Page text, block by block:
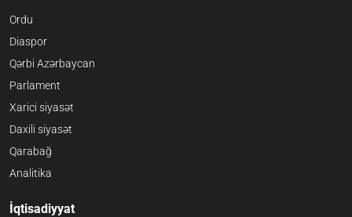
Ordu
Diaspor
Qərbi Azərbaycan
Parlament
Xarici siyasət
Daxili siyasət
Qarabağ
Analitika
İqtisadiyyat